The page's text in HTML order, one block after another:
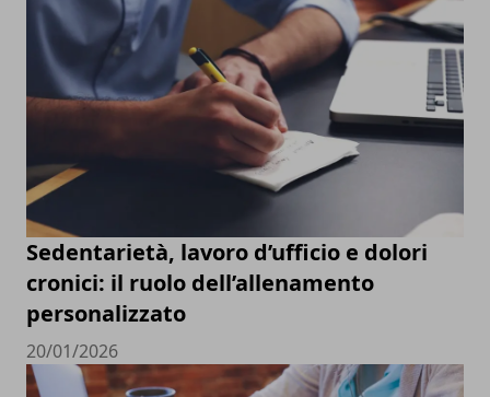
Sedentarietà, lavoro d’ufficio e dolori
cronici: il ruolo dell’allenamento
personalizzato
20/01/2026